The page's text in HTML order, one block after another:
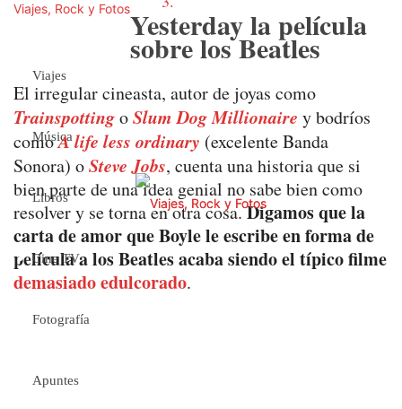
Viajes, Rock y Fotos
Viajes
Música
Libros
Cine TV
Fotografía
Apuntes
Yesterday la película
sobre los Beatles
El irregular cineasta, autor de joyas como
TrainspottingoSlum Dog Millionaire y bodríos
comoA life less ordinary (excelente Banda
Sonora) oSteve Jobs, cuenta una historia que si
bien parte de una idea genial no sabe bien como
resolver y se torna en otra cosa.Digamos que la
carta de amor que Boyle le escribe en forma de
película a los Beatles acaba siendo el típico filme
demasiado edulcorado.